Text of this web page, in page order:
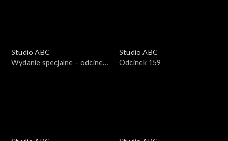
Studio ABC
Wydanie specjalne – odcinek
Studio ABC
Odcinek 159